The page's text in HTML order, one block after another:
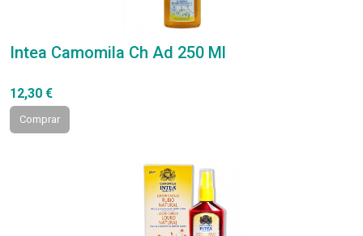
Intea Camomila Ch Ad 250 Ml
12,30 €
Comprar